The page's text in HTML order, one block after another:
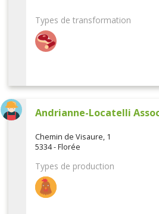
Types de transformation
Andrianne-Locatelli
Chemin de Visaure, 1
5334 - Florée
Types de production